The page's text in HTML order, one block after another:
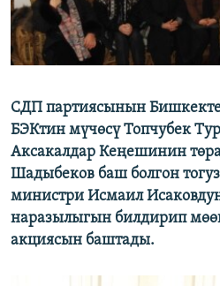
ЭЕ/АРнун бардык сайттары
СДП партиясынын
БЭКтин мүчөсү Топчубек
Аксакалдар Кеңешинин
Шадыбеков баш болгон
министри Исмаил
наразылыгын билдирип
акциясын баштады.